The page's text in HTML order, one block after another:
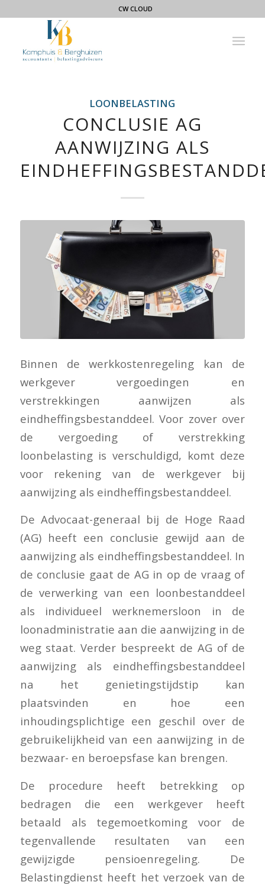
CW CLOUD
LOONBELASTING
CONCLUSIE AG
AANWIJZING ALS
Binnen de werkkostenregeling kan de
werkgever vergoedingen en
verstrekkingen aanwijzen als
eindheffingsbestanddeel. Voor zover over
de vergoeding of verstrekking
loonbelasting is verschuldigd, komt deze
voor rekening van de werkgever bij
aanwijzing als eindheffingsbestanddeel.
De Advocaat-generaal bij de Hoge Raad
(AG) heeft een conclusie gewijd aan de
aanwijzing als eindheffingsbestanddeel. In
de conclusie gaat de AG in op de vraag of
de verwerking van een loonbestanddeel
als individueel werknemersloon in de
loonadministratie aan die aanwijzing in de
weg staat. Verder bespreekt de AG of de
aanwijzing als eindheffingsbestanddeel
na het genietingstijdstip kan
plaatsvinden en hoe een
inhoudingsplichtige een geschil over de
gebruikelijkheid van een aanwijzing in de
bezwaar- en beroepsfase kan brengen.
De procedure heeft betrekking op
bedragen die een werkgever heeft
betaald als tegemoetkoming voor de
tegenvallende resultaten van een
gewijzigde pensioenregeling. De
Belastingdienst heeft het verzoek van de